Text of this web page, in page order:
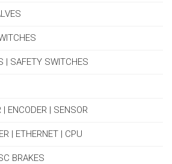
| SAFETY SWITCHES
ENCODER | SENSOR
| ETHERNET | CPU
BRAKES